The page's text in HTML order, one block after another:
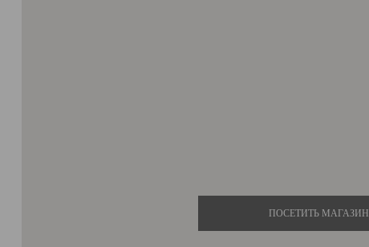
ПОСЕТИТЬ МАГАЗИН